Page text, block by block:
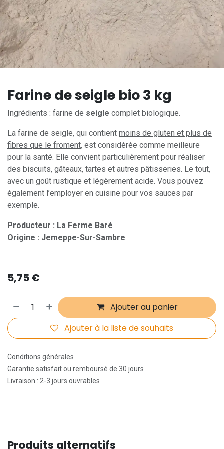
Farine de seigle bio 3 kg
Ingrédients : farine de seigle complet biologique.
La farine de seigle, qui contient moins de gluten et plus de
fibres que le froment, est considérée comme meilleure
pour la santé. Elle convient particulièrement pour réaliser
des biscuits, gâteaux, tartes et autres pâtisseries. Le tout,
avec un goût rustique et légèrement acide. Vous pouvez
également l’employer en cuisine pour vos sauces par
exemple.
Producteur : La Ferme Baré
Origine : Jemeppe-Sur-Sambre
5,75€
Ajouter au panier
Ajouter à la liste de souhaits
Conditions générales
Garantie satisfait ou remboursé de 30 jours
Livraison : 2-3 jours ouvrables
Produits alternatifs